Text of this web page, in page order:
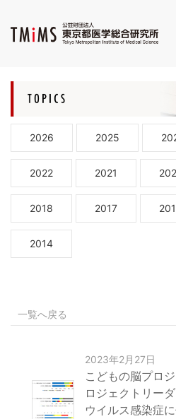
2026 2025
2022 2021
2018 2017
2014
一覧へ戻る
2023年2月27日
こどもの脳プロ
ロジェクトリー
ウイルス感染症